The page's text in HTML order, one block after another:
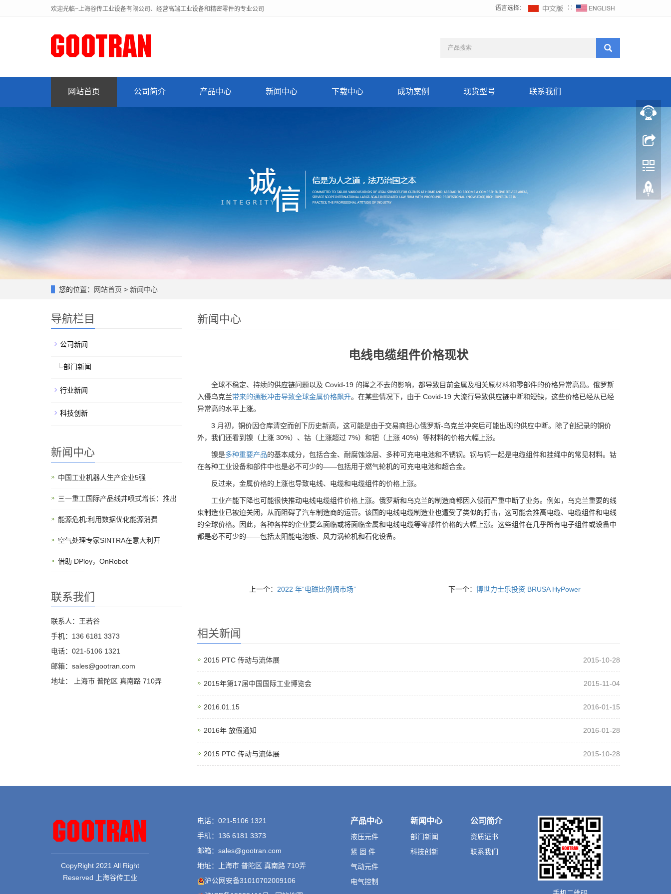
欢迎光临~上海谷传工业设备有限公司、经营高端工业设备和精密零件的专业公司 语言选择： ∷
网站首页 公司简介 产品中心 新闻中心 下载中心 成功案例 现货型号 联系我们
您的位置： 网站首页 > 新闻中心
新闻中心
电线电缆组件价格现状
全球不稳定、持续的供应链问题以及 Covid-19 的挥之不去的影响，都导致目前金属及相关原材料和零部件的价格异常高昂。俄罗斯
入侵乌克兰带来的通胀冲击导致全球金属价格飙升。在某些情况下，由于 Covid-19 大流行导致供应链中断和短缺，这些价格已经从已经
异常高的水平上涨。
3 月初，铜价因仓库清空而创下历史新高，这可能是由于交易商担心俄罗斯-乌克兰冲突后可能出现的供应中断。
除了创纪录的铜价
外，我们还看到镍（上涨 30%）、钴（上涨超过 7%）和钯（上涨 40%）等材料的价格大幅上涨。
镍是多种重要产品的基本成分，包括合金、耐腐蚀涂层、多种可充电电池和不锈钢。钢与铜一起是电缆组件和挂绳中的常见材料。 钴
在各种工业设备和部件中也是必不可少的——包括用于燃气轮机的可充电电池和超合金。
反过来，金属价格的上涨也导致电线、电缆和电缆组件的价格上涨。
工业产能下降也可能很快推动电线电缆组件价格上涨。俄罗斯和乌克兰的制造商都因入侵而严重中断了业务。例如，乌克兰重要的线
束制造业已被迫关闭，从而阻碍了汽车制造商的运营。 该国的电线电缆制造业也遭受了类似的打击，这可能会推高电缆、电缆组件和电线
的全球价格。
因此，各种各样的企业要么面临或将面临金属和电线电缆等零部件价格的大幅上涨。 这些组件在几乎所有电子组件或设备中
都是必不可少的——包括太阳能电池板、风力涡轮机和石化设备。
上一个：2022 年“电磁比例阀市场” 下一个： 博世力士乐投资 BRUSA HyPower
相关新闻
2015 PTC 传动与流体展 2015-10-28
2015年第17届中国国际工业博览会 2015-11-04
2016.01.15 2016-01-15
2016年 放假通知 2016-01-28
2015 PTC 传动与流体展 2015-10-28
导航栏目
公司新闻
部门新闻
行业新闻
科技创新
新闻中心
中国工业机器人生产企业5强
三一重工国际产品线井喷式增长：推出
能源危机:利用数据优化能源消费
空气处理专家SINTRA在意大利开
借助 DPloy，OnRobot
联系我们
联系人：王若谷
手机：136 6181 3373
电话：021-5106 1321
邮箱：sales@gootran.com
地址： 上海市 普陀区 真南路 710弄
CopyRight 2021 All Right
Reserved 上海谷传工业
电话：021-5106 1321
手机：136 6181 3373
邮箱：sales@gootran.com
地址：上海市 普陀区 真南路 710弄
沪公网安备31010702009106
产品中心
液压元件
紧 固 件
气动元件
电气控制
新闻中心
部门新闻
科技创新
公司简介
资质证书
联系我们